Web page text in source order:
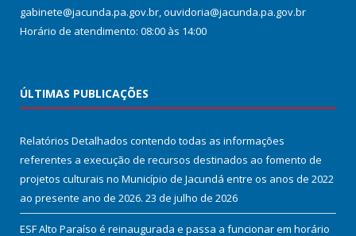
gabinete@jacunda.pa.gov.br, ouvidoria@jacunda.pa.gov.br
Horário de atendimento: 08:00 às 14:00
ÚLTIMAS PUBLICAÇÕES
Relatórios Detalhados contendo todas as informações
referentes a execução de recursos destinados ao fomento de
projetos culturais no Município de Jacundá entre os anos de 2022
ao presente ano de 2026. 23 de julho de 2026
ESF Alto Paraíso é reinaugurada e passa a funcionar em horário